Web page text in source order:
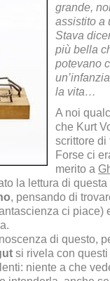
grande,
assistito a
Stava
più bella
potevano
la vita…
A noi
che Kurt
scrittore di
Forse ci
merito a
la lettura di
, pensando di
ci piace)
di questo,
si rivela con
niente a che